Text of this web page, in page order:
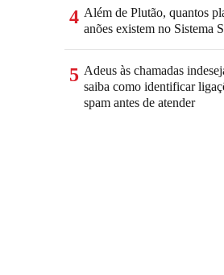
4 Além de Plutão, quantos
anões existem no Sistema
5 Adeus às chamadas
saiba como identificar
spam antes de atender